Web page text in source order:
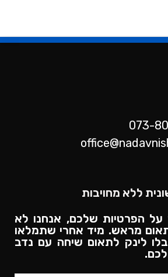
ללא מחויבות
על הפרטיות שלכם, אנחנו לא
מראש. מיד אחרי שתמלאו
לינק לתאום שיחה עם נדב
לכם.​